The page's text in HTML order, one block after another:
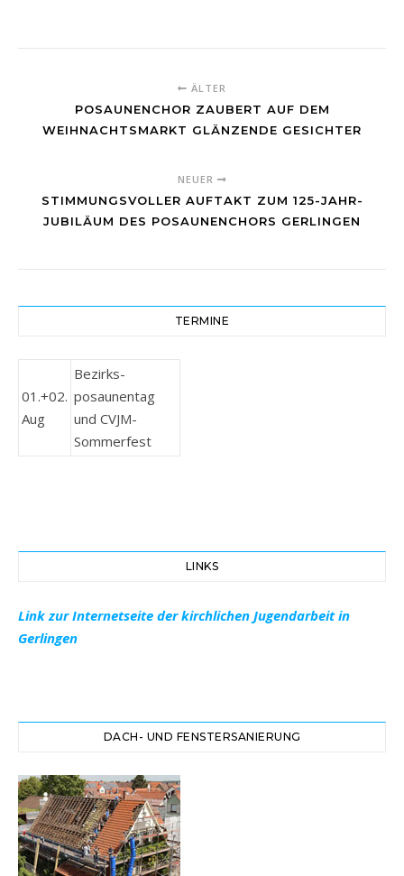
ÄLTER
POSAUNENCHOR ZAUBERT AUF DEM
WEIHNACHTSMARKT GLÄNZENDE GESICHTER
NEUER
STIMMUNGSVOLLER AUFTAKT ZUM 125-JAHR-
JUBILÄUM DES POSAUNENCHORS GERLINGEN
TERMINE
01.+02.
Aug
Bezirks-
posaunentag
und CVJM-
Sommerfest
LINKS
Link zur Internetseite der kirchlichen Jugendarbeit in
Gerlingen
DACH- UND FENSTERSANIERUNG